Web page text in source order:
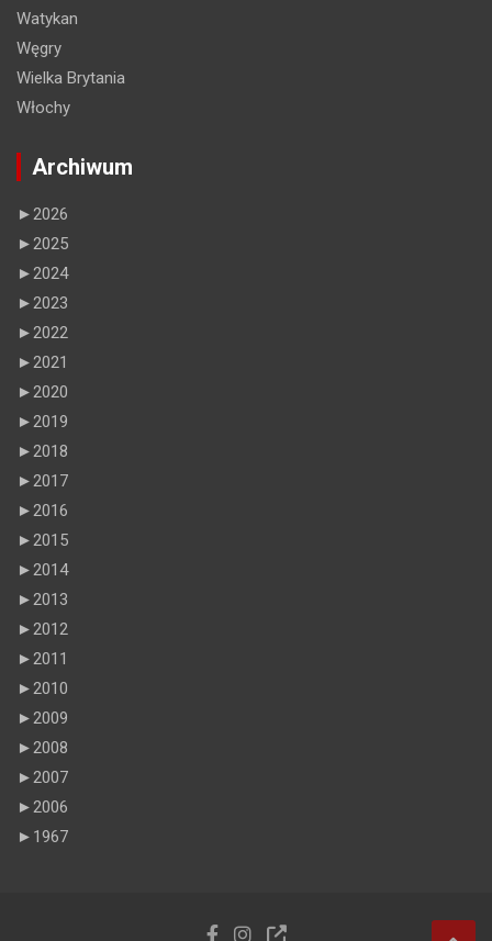
Watykan
Węgry
Wielka Brytania
Włochy
Archiwum
►2026
►2025
►2024
►2023
►2022
►2021
►2020
►2019
►2018
►2017
►2016
►2015
►2014
►2013
►2012
►2011
►2010
►2009
►2008
►2007
►2006
► 1967